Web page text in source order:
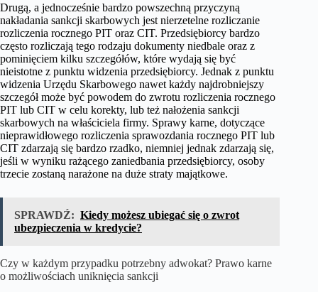
Drugą, a jednocześnie bardzo powszechną przyczyną
nakładania sankcji skarbowych jest nierzetelne rozliczanie
rozliczenia rocznego PIT oraz CIT. Przedsiębiorcy bardzo
często rozliczają tego rodzaju dokumenty niedbale oraz z
pominięciem kilku szczegółów, które wydają się być
nieistotne z punktu widzenia przedsiębiorcy. Jednak z punktu
widzenia Urzędu Skarbowego nawet każdy najdrobniejszy
szczegół może być powodem do zwrotu rozliczenia rocznego
PIT lub CIT w celu korekty, lub też nałożenia sankcji
skarbowych na właściciela firmy. Sprawy karne, dotyczące
nieprawidłowego rozliczenia sprawozdania rocznego PIT lub
CIT zdarzają się bardzo rzadko, niemniej jednak zdarzają się,
jeśli w wyniku rażącego zaniedbania przedsiębiorcy, osoby
trzecie zostaną narażone na duże straty majątkowe.
SPRAWDŹ: Kiedy możesz ubiegać się o zwrot
ubezpieczenia w kredycie?
Czy w każdym przypadku potrzebny adwokat? Prawo karne
o możliwościach uniknięcia sankcji